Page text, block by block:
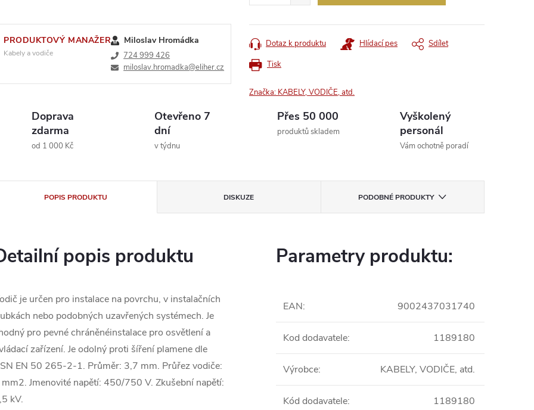
PRODUKTOVÝ MANAŽER
Kabely a vodiče
Miloslav Hromádka
724 999 426
miloslav.hromadka@eliher.cz
Tisk
Dotaz k produktu Hlídací pes Sdílet
Značka: KABELY, VODIČE, atd.
Doprava
zdarma
od 1 000 Kč
Otevřeno 7
dní
v týdnu
Přes 50 000
produktů skladem
Vyškolený
personál
Vám ochotně poradí
POPIS PRODUKTU DISKUZE PODOBNÉ PRODUKTY
popis produktu
je určen pro instalace na povrchu, v instalačních
nebo podobných uzavřených systémech. Je
pro pevné chráněnéinstalace pro osvětlení a
zařízení. Je odolný proti šíření plamene dle
EN 50 265-2-1. Průměr: 3,7 mm. Průřez vodiče:
Jmenovité napětí: 450/750 V. Zkušební napětí:
kV.
Parametry produktu:
EAN: 9002437031740
Kod dodavatele: 1189180
Výrobce: KABELY, VODIČE, atd.
Kód dodavatele: 1189180